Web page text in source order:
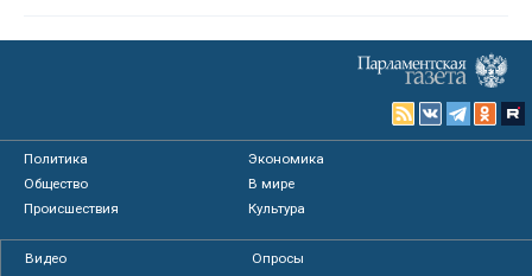
Политика
Экономика
Общество
В мире
Происшествия
Культура
Видео
Опросы